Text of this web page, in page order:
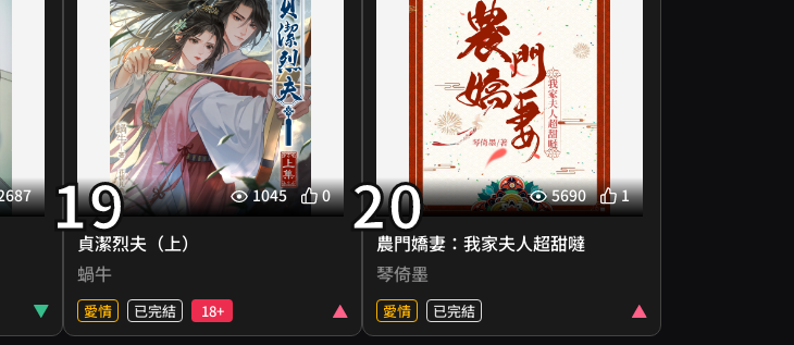
恩
年
遏
但
差
要
恩
？
為了抒發心中無法訴說的情感，梁
若儀以自己和哥哥之間關係為藍
本，上網寫起故事，還不知不覺發
展成了色情小說…… 有一日，她哥
哥走進了他房間，拿著手機，用那
禁慾聲線唸著她的小說內容，似笑
非笑地看著她，問：「我怎麼看
著，這個男主角挺像我的，是我的
錯覺嗎？」
不是錯覺……她已經意淫她哥好幾
簡
男
！
」
」
係
遠
19 1045 0
天仙顏控貴女 × 貌美綠茶參軍
五年婚姻一場戲，綠來綠去真刺
激！
前夫藏外室生三胎？
不好意思，她現在也懷了，還是軍
中狼狗送的！
爽文女主逆襲記帥氣和離、快樂再
婚！
---
京城貴女容姝是個顏狗。她不顧勸
阻嫁給了天仙絕色的狀元郎。狀元
郎與她婚後和睦和美，唯一美中不
足的就是五年無所出。
貞潔烈夫（上）
蝸牛
愛情 已完結 18+
20 5690 1
拍腦袋：「該給娘子打套新頭面
了！」
「老二！全家人這麼一大盆衣服，
你媳婦只洗你倆的什麼意思？這眼
裡還有我們嗎？」
於承松眉頭緊皺：「她洗衣服了？
都說了這些粗活我做就行，怎麼這
麼不聽話！」
農門嬌妻：我家夫人超甜噠
琴倚墨
愛情 已完結